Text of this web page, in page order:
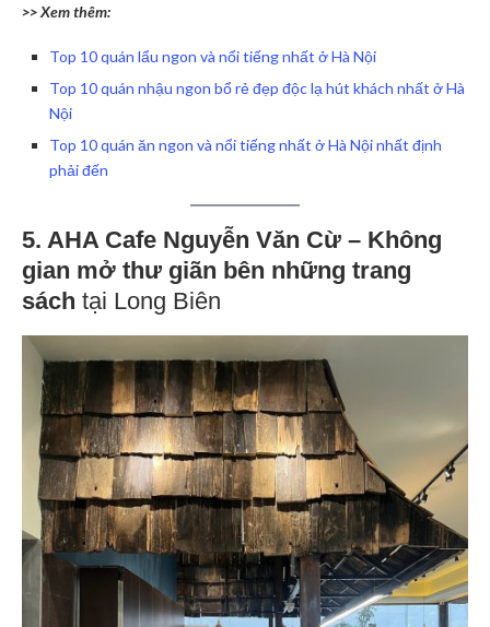
>> Xem thêm:
Top 10 quán lẩu ngon và nổi tiếng nhất ở Hà Nội
Top 10 quán nhậu ngon bổ rẻ đẹp độc lạ hút khách nhất ở Hà
Nội
Top 10 quán ăn ngon và nổi tiếng nhất ở Hà Nội nhất định
phải đến
5. AHA Cafe Nguyễn Văn Cừ – Không
gian mở thư giãn bên những trang
sách tại Long Biên